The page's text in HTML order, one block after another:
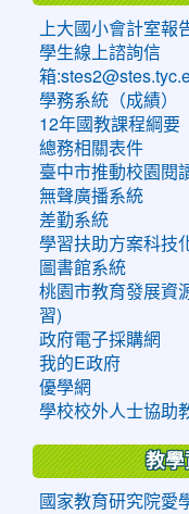
上大國小會計室報
學生線上諮詢信
箱
學務系統（成績）
12年國教課程綱要
總務相關表件
臺中市推動校園閱
無聲廣播系統
差勤系統
學習扶助方案科技
圖書館系統
桃園市教育發展資
習)
政府電子採購網
我的E政府
優學網
學校校外人士協助
教
國家教育研究院愛